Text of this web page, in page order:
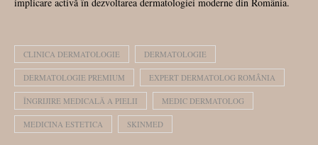
CLINICA DERMATOLOGIE DERMATOLOGIE
DERMATOLOGIE PREMIUM EXPERT DERMATOLOG ROMÂNIA
ÎNGRIJIRE MEDICALĂ A PIELII MEDIC DERMATOLOG
MEDICINA ESTETICA SKINMED